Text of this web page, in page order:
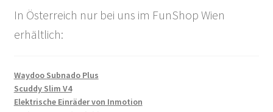
In Österreich nur bei uns im FunShop Wien
erhältlich:
Waydoo Subnado Plus
Scuddy Slim V4
Elektrische Einräder von Inmotion